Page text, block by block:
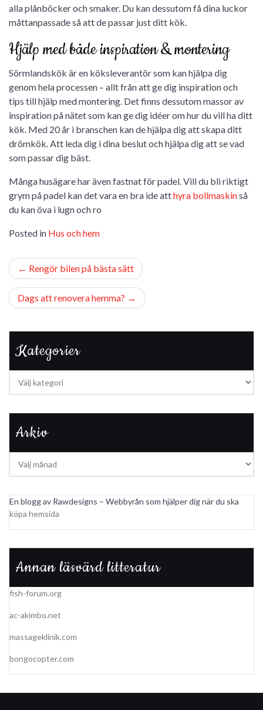
alla plånböcker och smaker. Du kan dessutom få dina luckor
måttanpassade så att de passar just ditt kök.
Hjälp med både inspiration & montering
Sörmlandskök är en köksleverantör som kan hjälpa dig
genom hela processen – allt från att ge dig inspiration och
tips till hjälp med montering. Det finns dessutom massor av
inspiration på nätet som kan ge dig idéer om hur du vill ha ditt
kök. Med 20 år i branschen kan de hjälpa dig att skapa ditt
drömkök. Att leda dig i dina beslut och hjälpa dig att se vad
som passar dig bäst.
Många husägare har även fastnat för padel. Vill du bli riktigt
grym på padel kan det vara en bra ide atthyra bollmaskinså
du kan öva i lugn och ro
Posted in Hus och hem
Inläggsnavigering
Rengör bilen på bästa sätt
Dags att renovera hemma?
Kategorier
Arkiv
En blogg av Rawdesigns – Webbyrån som hjälper dig när du ska
köpa hemsida
Annan läsvärd litteratur
fish-forum.org
ac-akimbo.net
massageklinik.com
bongocopter.com